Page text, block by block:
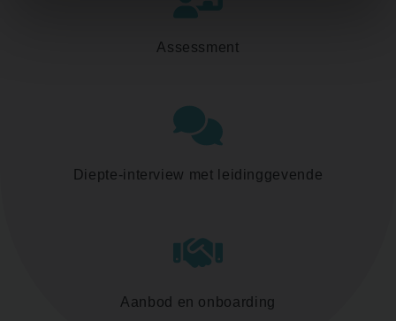
Assessment
Diepte-interview met leidinggevende
Aanbod en onboarding